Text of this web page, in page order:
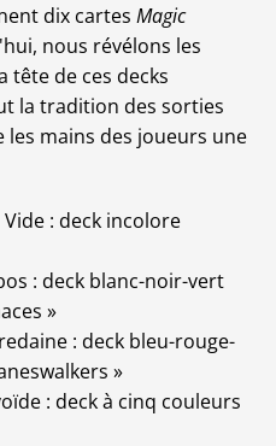
dix cartes Magic
nous révélons les
tête de ces decks
la tradition des sorties
mains des joueurs une
: deck incolore
: deck blanc-noir-vert
»
: deck bleu-rouge-
»
: deck à cinq couleurs